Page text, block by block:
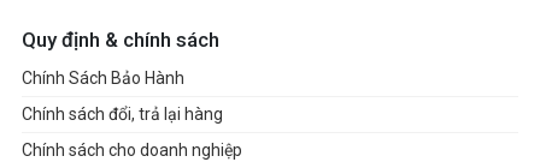
Quy định & chính sách
Chính Sách Bảo Hành
Chính sách đổi, trả lại hàng
Chính sách cho doanh nghiệp